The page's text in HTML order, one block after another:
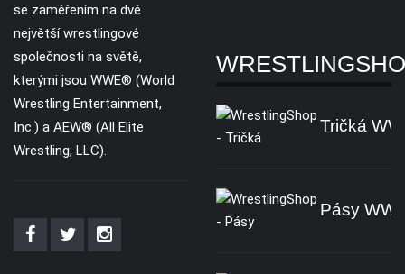
se zaměřením na dvě
největší wrestlingové
společnosti na světě,
kterými jsou WWE® (World
Wrestling Entertainment,
Inc.) a AEW® (All Elite
Wrestling, LLC).
Tričká
Pásy